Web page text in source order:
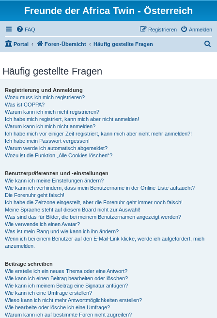
Freunde der Africa Twin - Österreich
FAQ Anmelden
Registrieren
Portal Foren-Übersicht Häufig gestellte Fragen
Häufig gestellte Fragen
Registrierung und Anmeldung
Wozu muss ich mich registrieren?
Was ist COPPA?
Warum kann ich mich nicht registrieren?
Ich habe mich registriert, kann mich aber nicht anmelden!
Warum kann ich mich nicht anmelden?
Ich habe mich vor einiger Zeit registriert, kann mich aber nicht mehr anmelden?!
Ich habe mein Passwort vergessen!
Warum werde ich automatisch abgemeldet?
Wozu ist die Funktion „Alle Cookies löschen“?
Benutzerpräferenzen und -einstellungen
Wie kann ich meine Einstellungen ändern?
Wie kann ich verhindern, dass mein Benutzername in der Online-Liste auftaucht?
Die Forenuhr geht falsch!
Ich habe die Zeitzone eingestellt, aber die Forenuhr geht immer noch falsch!
Meine Sprache steht auf diesem Board nicht zur Auswahl!
Was sind das für Bilder, die bei meinem Benutzernamen angezeigt werden?
Wie verwende ich einen Avatar?
Was ist mein Rang und wie kann ich ihn ändern?
Wenn ich bei einem Benutzer auf den E-Mail-Link klicke, werde ich aufgefordert, mich
anzumelden.
Beiträge schreiben
Wie erstelle ich ein neues Thema oder eine Antwort?
Wie kann ich einen Beitrag bearbeiten oder löschen?
Wie kann ich meinem Beitrag eine Signatur anfügen?
Wie kann ich eine Umfrage erstellen?
Wieso kann ich nicht mehr Antwortmöglichkeiten erstellen?
Wie bearbeite oder lösche ich eine Umfrage?
Warum kann ich auf bestimmte Foren nicht zugreifen?